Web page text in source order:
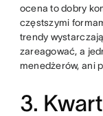
ocena to dobry
częstszymi
trendy
zareagować, a
menedżerów, ani
3.